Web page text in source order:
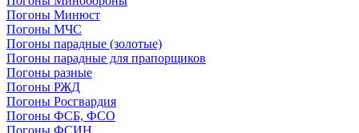
Погоны Минюст
Погоны МЧС
Погоны парадные (золотые)
Погоны парадные для прапорщиков
Погоны разные
Погоны РЖД
Погоны Росгвардия
Погоны ФСБ, ФСО
Погоны ФСИН